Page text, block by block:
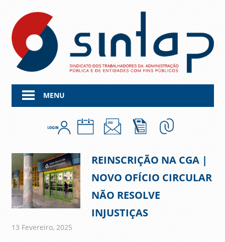
content
MENU
REINSCRIÇÃO NA CGA |
NOVO OFÍCIO CIRCULAR
NÃO RESOLVE
INJUSTIÇAS
13 Fevereiro, 2025admin
Comunicados